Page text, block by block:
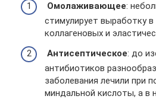
Омолаживающее:
стимулирует выработку
коллагеновых и
Антисептическое: до
антибиотиков
заболевания лечили при
миндальной кислоты, а в